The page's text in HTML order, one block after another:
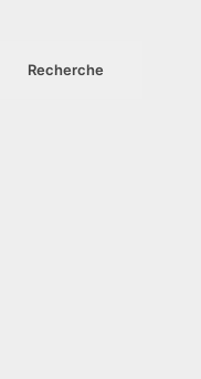
Recherche